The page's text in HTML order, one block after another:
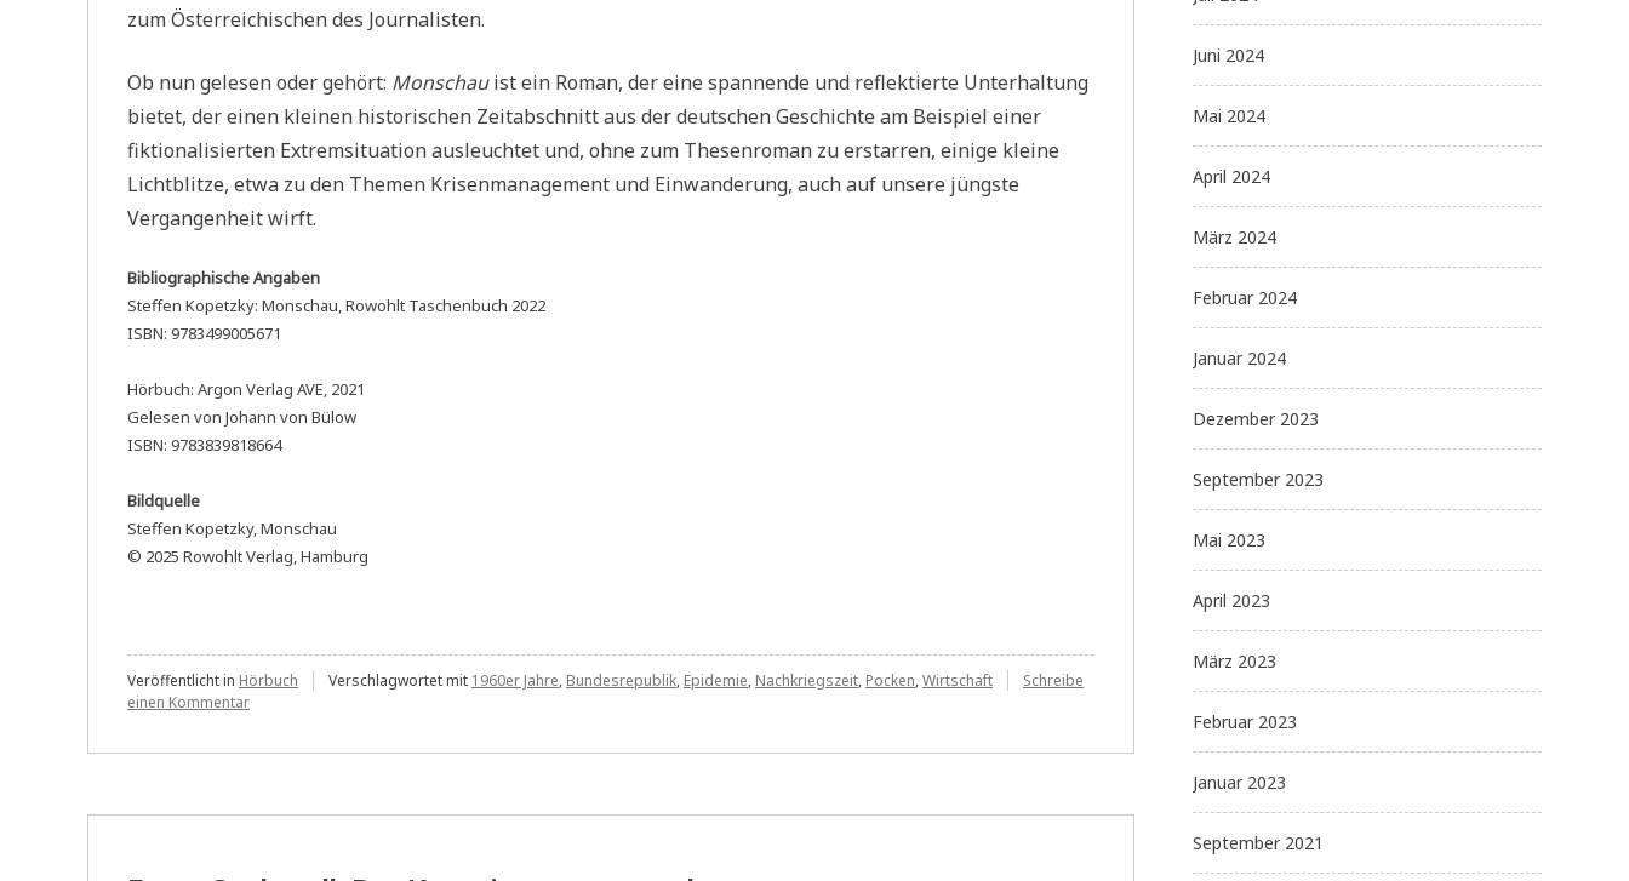
zum Österreichischen des Journalisten.
Ob nun gelesen oder gehört: Monschauist ein Roman, der eine spannende und reflektierte Unterhaltung
bietet, der einen kleinen historischen Zeitabschnitt aus der deutschen Geschichte am Beispiel einer
fiktionalisierten Extremsituation ausleuchtet und, ohne zum Thesenroman zu erstarren, einige kleine
Lichtblitze, etwa zu den Themen Krisenmanagement und Einwanderung, auch auf unsere jüngste
Vergangenheit wirft.
Bibliographische Angaben
Steffen Kopetzky: Monschau, Rowohlt Taschenbuch 2022
ISBN: 9783499005671
Hörbuch: Argon Verlag AVE, 2021
Gelesen von Johann von Bülow
ISBN: 9783839818664
Bildquelle
Steffen Kopetzky, Monschau
© 2025 Rowohlt Verlag, Hamburg
Veröffentlicht in Hörbuch Verschlagwortet mit 1960er Jahre, Bundesrepublik, Epidemie, Nachkriegszeit, Pocken,Wirtschaft
Schreibe
einen Kommentarzu
Juni 2024
Mai 2024
April 2024
März 2024
Februar 2024
Januar 2024
Dezember 2023
September 2023
Mai 2023
April 2023
März 2023
Februar 2023
Januar 2023
September 2021